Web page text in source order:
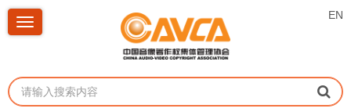
EN
Toggle